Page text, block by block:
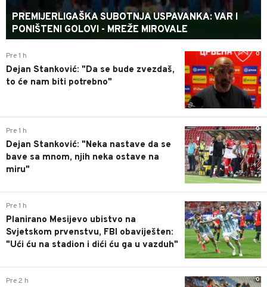
PREMIJERLIGAŠKA SUBOTNJA USPAVANKA: VAR I
PONIŠTENI GOLOVI - MREŽE MIROVALE
0
Pre 1 h
Dejan Stanković: "Da se bude zvezdaš,
to će nam biti potrebno"
0
Pre 1 h
Dejan Stanković: "Neka nastave da se
bave sa mnom, njih neka ostave na
miru"
0
Pre 1 h
Planirano Mesijevo ubistvo na
Svjetskom prvenstvu, FBI obaviješten:
"Ući ću na stadion i dići ću ga u vazduh"
0
Pre 2 h